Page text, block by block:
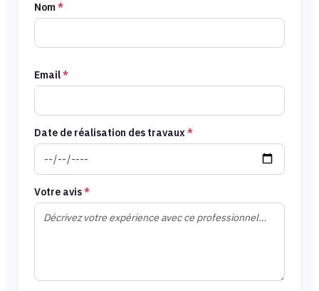
Nom*
Email*
Date de réalisation des travaux *
Votre avis*